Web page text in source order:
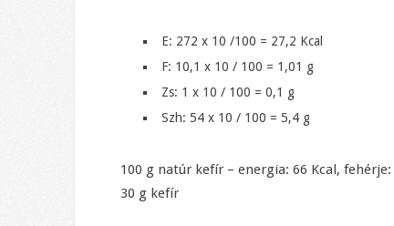
E: 272 x 10 /100 = 27,2 Kcal
F: 10,1 x 10 / 100 = 1,01 g
Zs: 1 x 10 / 100 = 0,1 g
Szh: 54 x 10 / 100 = 5,4 g
100 g natúr kefír – energia: 66 Kcal,
30 g kefír